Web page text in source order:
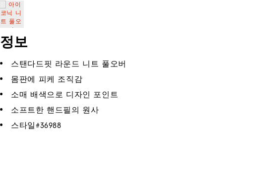
정보
스탠다드핏 라운드 니트 풀오버
몸판에 피케 조직감
소매 배색으로 디자인 포인트
소프트한 핸드필의 원사
스타일#36988